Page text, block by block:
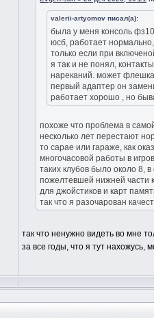
valerii-artyomov писал(а):
была у меня консоль
юсб, работает
только если при
я так и не понял,
нареканий. может флешка
первый адаптер он
работает хорошо , но
похоже что проблема в
несколько лет перестают
то сарае или гараже, как
многочасовой работы в
таких клубов было около 8,
пожелтевшей нижней части
для джойстиков и карт
так что я разочарован
так что ненужно видеть во мне
за все годы, что я тут